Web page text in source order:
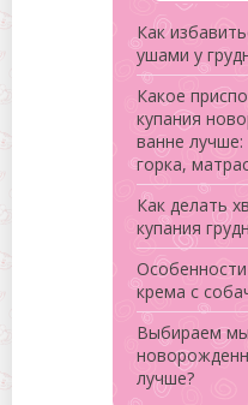
Как
ушами у
Какое
купания
ванне лучше:
горка,
Как делать
купания
крема с
Выбираем
лучше?